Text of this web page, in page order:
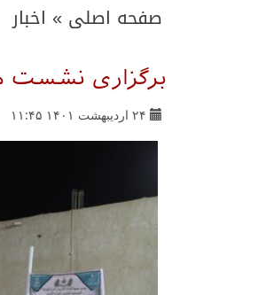
صفحه اصلی » اخبار
برگزاری نشست
۲۴ اردیبهشت ۱۴۰۱ ۱۱:۴۵